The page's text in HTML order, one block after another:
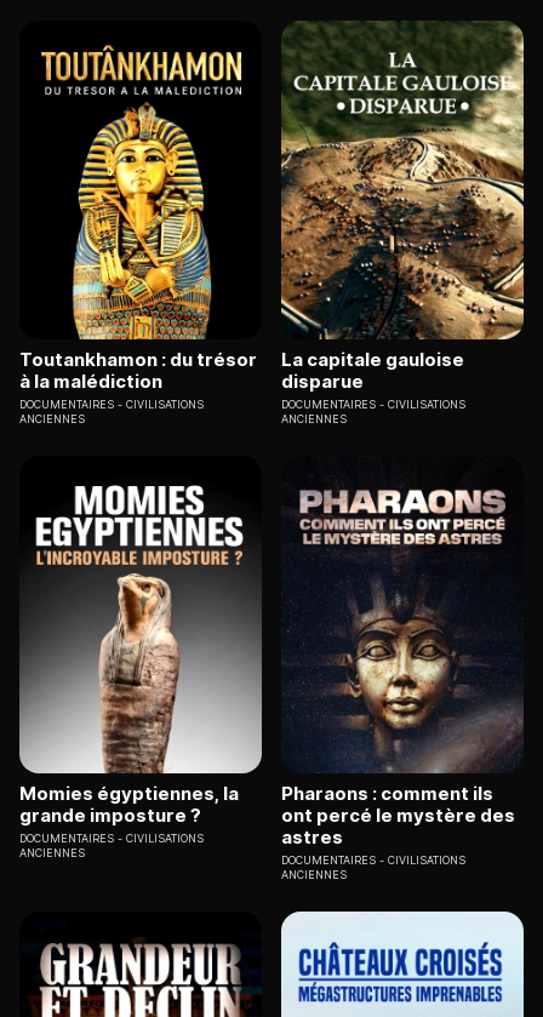
Toutankhamon : du trésor
à la malédiction
DOCUMENTAIRES
CIVILISATIONS
ANCIENNES
La capitale gauloise
disparue
DOCUMENTAIRES
CIVILISATIONS
ANCIENNES
Momies égyptiennes, la
grande imposture ?
DOCUMENTAIRES
CIVILISATIONS
ANCIENNES
Pharaons : comment ils
ont percé le mystère des
astres
DOCUMENTAIRES
CIVILISATIONS
ANCIENNES